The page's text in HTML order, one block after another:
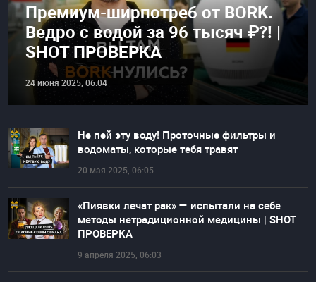
Премиум-ширпотреб от BORK.
Ведро с водой за 96 тысяч ₽?! |
SHOT ПРОВЕРКА
24 июня 2025, 06:04
Не пей эту воду! Проточные фильтры и
водоматы, которые тебя травят
20 мая 2025, 06:05
«Пиявки лечат рак» — испытали на себе
методы нетрадиционной медицины | SHOT
ПРОВЕРКА
9 апреля 2025, 06:03